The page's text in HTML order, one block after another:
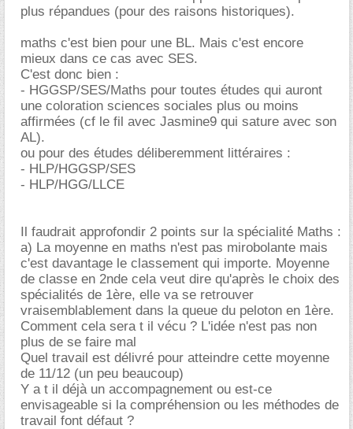
plus répandues (pour des raisons historiques).
maths c'est bien pour une BL. Mais c'est encore
mieux dans ce cas avec SES.
C'est donc bien :
- HGGSP/SES/Maths pour toutes études qui auront
une coloration sciences sociales plus ou moins
affirmées (cf le fil avec Jasmine9 qui sature avec son
AL).
ou pour des études déliberemment littéraires :
- HLP/HGGSP/SES
- HLP/HGG/LLCE
Il faudrait approfondir 2 points sur la spécialité Maths :
a) La moyenne en maths n'est pas mirobolante mais
c'est davantage le classement qui importe. Moyenne
de classe en 2nde cela veut dire qu'après le choix des
spécialités de 1ère, elle va se retrouver
vraisemblablement dans la queue du peloton en 1ère.
Comment cela sera t il vécu ? L'idée n'est pas non
plus de se faire mal
Quel travail est délivré pour atteindre cette moyenne
de 11/12 (un peu beaucoup)
Y a t il déjà un accompagnement ou est-ce
envisageable si la compréhension ou les méthodes de
travail font défaut ?